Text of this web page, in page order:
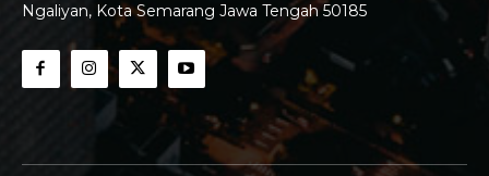
Ngaliyan, Kota Semarang Jawa Tengah 50185